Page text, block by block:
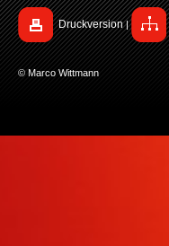
Druckversion |
© Marco Wittmann